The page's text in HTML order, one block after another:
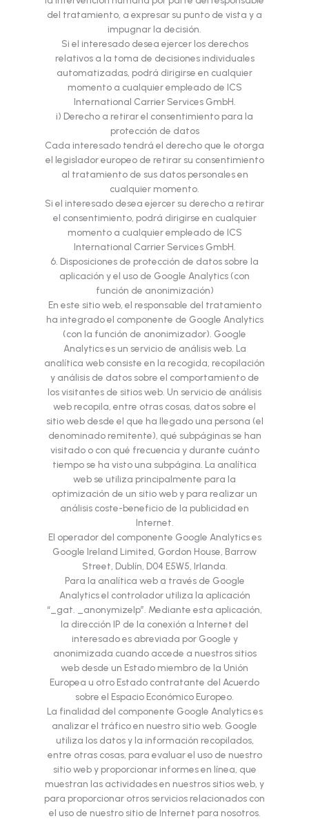
del tratamiento, a expresar su punto de vista y a
impugnar la decisión.
Si el interesado desea ejercer los derechos
relativos a la toma de decisiones individuales
automatizadas, podrá dirigirse en cualquier
momento a cualquier empleado de ICS
International Carrier Services GmbH.
i) Derecho a retirar el consentimiento para la
protección de datos
Cada interesado tendrá el derecho que le otorga
el legislador europeo de retirar su consentimiento
al tratamiento de sus datos personales en
cualquier momento.
Si el interesado desea ejercer su derecho a retirar
el consentimiento, podrá dirigirse en cualquier
momento a cualquier empleado de ICS
International Carrier Services GmbH.
6. Disposiciones de protección de datos sobre la
aplicación y el uso de Google Analytics (con
función de anonimización)
En este sitio web, el responsable del tratamiento
ha integrado el componente de Google Analytics
(con la función de anonimizador). Google
Analytics es un servicio de análisis web. La
analítica web consiste en la recogida, recopilación
y análisis de datos sobre el comportamiento de
los visitantes de sitios web. Un servicio de análisis
web recopila, entre otras cosas, datos sobre el
sitio web desde el que ha llegado una persona (el
denominado remitente), qué subpáginas se han
visitado o con qué frecuencia y durante cuánto
tiempo se ha visto una subpágina. La analítica
web se utiliza principalmente para la
optimización de un sitio web y para realizar un
análisis coste-beneficio de la publicidad en
Internet.
El operador del componente Google Analytics es
Google Ireland Limited, Gordon House, Barrow
Street, Dublín, D04 E5W5, Irlanda.
Para la analítica web a través de Google
Analytics el controlador utiliza la aplicación
“_gat. _anonymizeIp”. Mediante esta aplicación,
la dirección IP de la conexión a Internet del
interesado es abreviada por Google y
anonimizada cuando accede a nuestros sitios
web desde un Estado miembro de la Unión
Europea u otro Estado contratante del Acuerdo
sobre el Espacio Económico Europeo.
La finalidad del componente Google Analytics es
analizar el tráfico en nuestro sitio web. Google
utiliza los datos y la información recopilados,
entre otras cosas, para evaluar el uso de nuestro
sitio web y proporcionar informes en línea, que
muestran las actividades en nuestros sitios web, y
para proporcionar otros servicios relacionados con
el uso de nuestro sitio de Internet para nosotros.